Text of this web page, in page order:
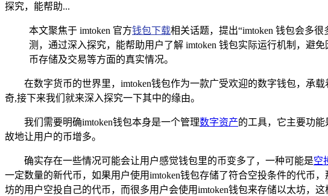
探究，能帮助...
本文聚焦于 imtoken 官方钱包下载相关话题，提出“imtoken 钱包会多
测，通过深入探究，能帮助用户了解 imtoken 钱包实际运行机制，避
币存储及交易等方面的真实情况。
在数字货币的世界里，imtoken钱包作为一款广受欢迎的数字钱包，承
奇,接下来我们就来深入探究一下其中的缘由。
我们需要明确imtoken钱包本身是一个管理数字资产的工具，它主要功
故地让用户的币增多。
确实存在一些情况可能会让用户感觉钱包里的币变多了，一种可能是空
一定数量的新代币，如果用户使用imtoken钱包存储了符合空投条件的代币
坊的用户空投自己的代币，而很多用户会使用imtoken钱包来存储以太坊，